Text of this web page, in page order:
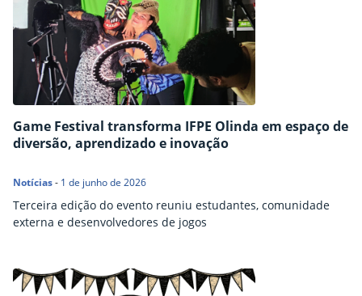
Game Festival transforma IFPE Olinda em espaço de
diversão, aprendizado e inovação
Notícias- 1 de junho de 2026
Terceira edição do evento reuniu estudantes, comunidade
externa e desenvolvedores de jogos